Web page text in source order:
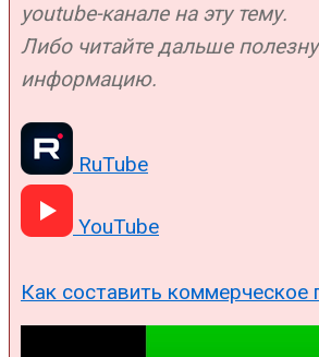
youtube-канале на эту тему.
Либо читайте дальше
информацию.
RuTube
YouTube
Как составить коммерческое